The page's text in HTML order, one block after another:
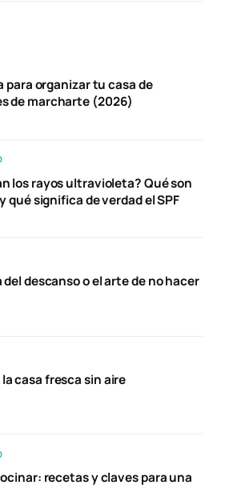
para organizar tu casa de
de marcharte (2026)
los rayos ultravioleta? Qué son
qué significa de verdad el SPF
descanso o el arte de no hacer
casa fresca sin aire
recetas y claves para una